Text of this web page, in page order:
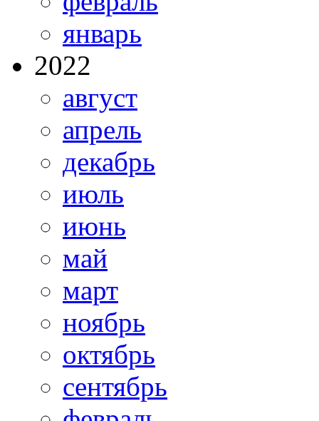
январь
2022
август
апрель
декабрь
июль
июнь
май
март
ноябрь
октябрь
сентябрь